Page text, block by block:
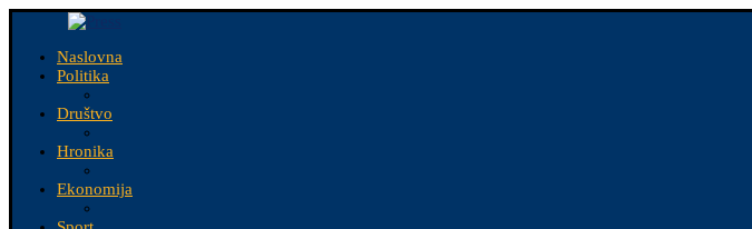
Naslovna
Politika
Društvo
Hronika
Ekonomija